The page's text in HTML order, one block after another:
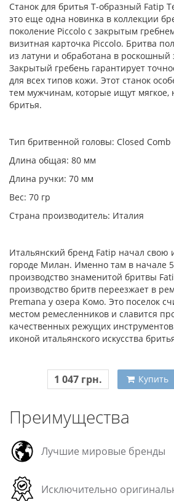
Станок для бритья Т-образный Fatip
это еще одна новинка в коллекции
поколение Piccolo c закрытым
визитная карточка Piccolo. Бритва
из латуни и обработана в роскошный
Закрытый гребень гарантирует
для всех типов кожи. Этот станок
тем мужчинам, которые ищут мягкое,
бритья.
Тип бритвенной головы: Closed Comb
Длина общая: 80 мм
Длина ручки: 70 мм
Вес: 70 гр
Страна производитель: Италия
Итальянский бренд Fatip начал свою
городе Милан. Именно там в начале
производство знаменитой бритвы
производство бритв переезжает в
Premana у озера Комо. Это поселок
местом ремесленников и славится
качественных режущих
иконой итальянского искусства
1 047 грн. Купить
Преимущества
Лучшие мировые бренды
Исключительно